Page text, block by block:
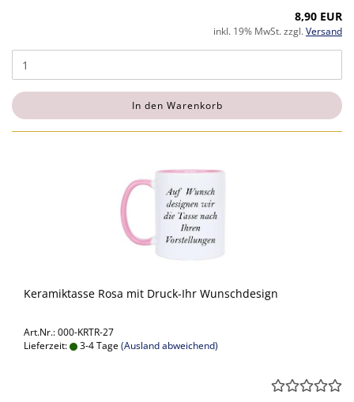
8,90 EUR
inkl. 19% MwSt. zzgl.Versand
In den Warenkorb
Keramiktasse Rosa mit Druck-Ihr Wunschdesign
Art.Nr.: 000-KRTR-27
Lieferzeit:
3-4 Tage(Ausland abweichend)